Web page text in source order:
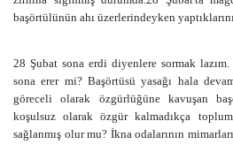
başörtülünün ahı üzerlerindeyken
28 Şubat sona erdi diyenlere sormak
sona erer mi? Başörtüsü yasağı hala
göreceli olarak özgürlüğüne kavuşan
koşulsuz olarak özgür kalmadıkça
sağlanmış olur mu? İkna odalarının